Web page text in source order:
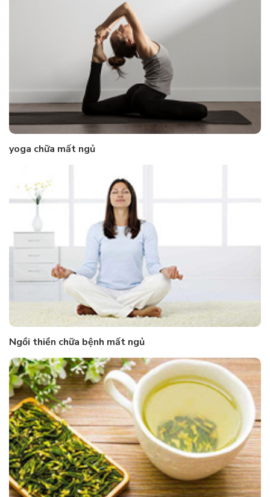
yoga chữa mất ngủ
Ngồi thiền chữa bệnh mất ngủ